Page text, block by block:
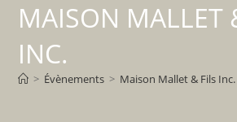
MAISON MALLET
INC.
> Évènements > Maison Mallet & Fils Inc.